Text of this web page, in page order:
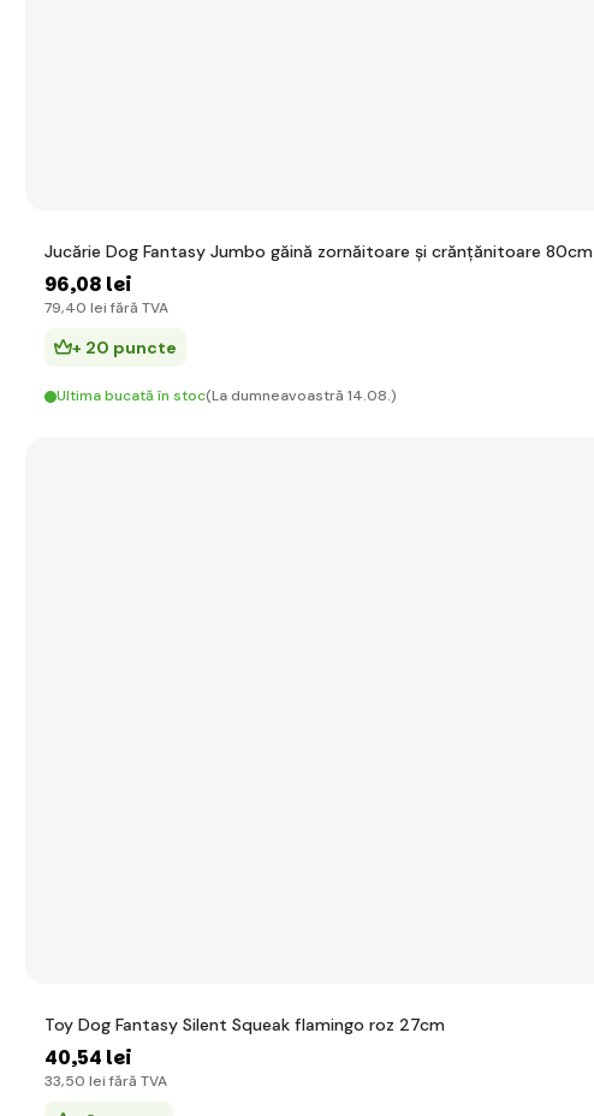
Jucărie Dog Fantasy Jumbo găină zornăitoare și crănțănitoare 80cm
96,08 lei
79,40 lei fără TVA
+ 20 puncte
Ultima bucată în stoc(La dumneavoastră 14.08.)
Toy Dog Fantasy Silent Squeak flamingo roz 27cm
40,54 lei
33,50 lei fără TVA